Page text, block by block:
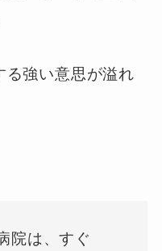
る強い意思が溢れ
院は、すぐ